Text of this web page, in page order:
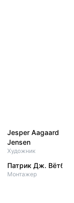
Jesper Aagaard
Jensen
Художник
Патрик Дж.
Монтажер